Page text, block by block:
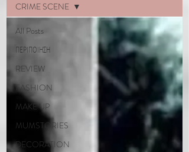
All Posts
ΠΕΡΙΠΟΙΗΣΗ
REVIEW
FASHION
MAKE UP
MUMSTORIES
DECORATION
CRIME SCENE